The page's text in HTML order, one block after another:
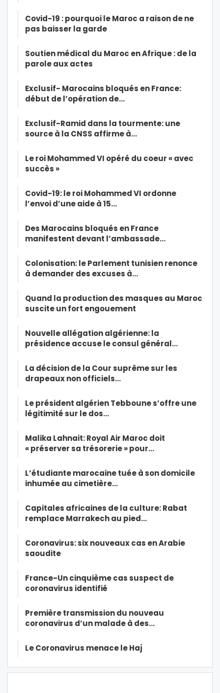
Covid-19 : pourquoi le Maroc a raison de ne
pas baisser la garde
Soutien médical du Maroc en Afrique : de la
parole aux actes
Exclusif- Marocains bloqués en France:
début de l’opération de…
Exclusif-Ramid dans la tourmente: une
source à la CNSS affirme à…
Le roi Mohammed VI opéré du coeur « avec
succès »
Covid-19: le roi Mohammed VI ordonne
l’envoi d’une aide à 15…
Des Marocains bloqués en France
manifestent devant l’ambassade…
Colonisation: le Parlement tunisien renonce
à demander des excuses à…
Quand la production des masques au Maroc
suscite un fort engouement
Nouvelle allégation algérienne: la
présidence accuse le consul général…
La décision de la Cour suprême sur les
drapeaux non officiels…
Le président algérien Tebboune s’offre une
légitimité sur le dos…
Malika Lahnait: Royal Air Maroc doit
« préserver sa trésorerie » pour…
L’étudiante marocaine tuée à son domicile
inhumée au cimetière…
Capitales africaines de la culture: Rabat
remplace Marrakech au pied…
Coronavirus: six nouveaux cas en Arabie
saoudite
France-Un cinquième cas suspect de
coronavirus identifié
Première transmission du nouveau
coronavirus d’un malade à des…
Le Coronavirus menace le Haj